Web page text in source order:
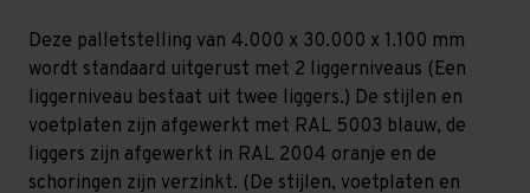
-
T80 T80
Deze palletstelling van 4.000 x 30.000 x 1.100 mm
wordt standaard uitgerust met 2 liggerniveaus (Een
liggerniveau bestaat uit twee liggers.) De stijlen en
voetplaten zijn afgewerkt met RAL 5003 blauw, de
liggers zijn afgewerkt in RAL 2004 oranje en de
schoringen zijn verzinkt. (De stijlen, voetplaten en